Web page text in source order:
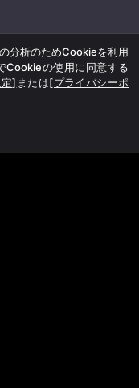
分析のためCookieを利用
Cookieの使用に同意する
] または[プライバシーポ